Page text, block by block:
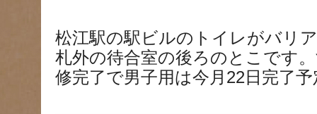
松江駅の駅ビルのトイレがバリ
札外の待合室の後ろのとこです
修完了で男子用は今月22日完了